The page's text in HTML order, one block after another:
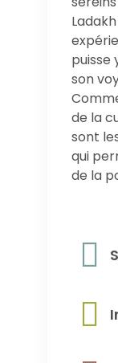
puisse
son
de la
sont
qui
de la